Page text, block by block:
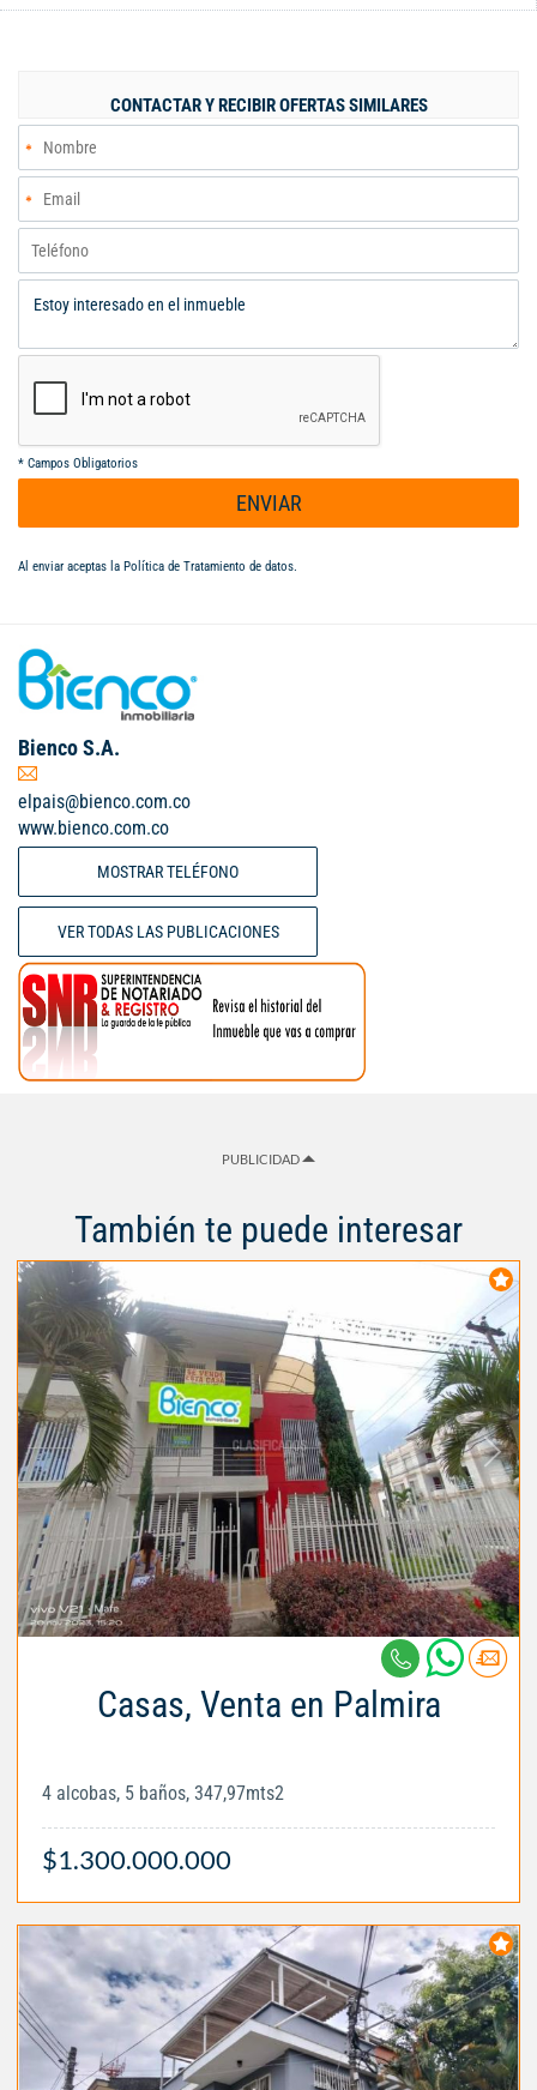
corredizos, baño social, 1 habitación con salida al patio. En el
cancha de futbol, parque para niños, portería, camaras,
vigilancia 24/7. Fáciles vías de acceso, excelente ubicación,
cerca de supermercados, zona de restaurantes, centros
comerciales, canchas y mucho más. Código Web: 120779.
Código interno: V120779
CONTACTAR Y RECIBIR OFERTAS SIMILARES
* Campos Obligatorios
ENVIAR
Al enviar aceptas la Política de Tratamiento de datos.
Bienco S.A.
elpais@bienco.com.co
www.bienco.com.co
MOSTRAR TELÉFONO
VER TODAS LAS PUBLICACIONES
PUBLICIDAD
También te puede interesar
Casas, Venta en Palmira
4 alcobas, 5 baños, 347,97mts2
$1.300.000.000